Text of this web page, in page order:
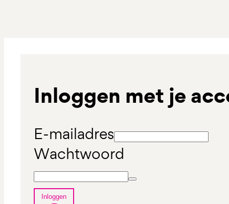
Inloggen met je
E-mailadres
Wachtwoord
Inloggen